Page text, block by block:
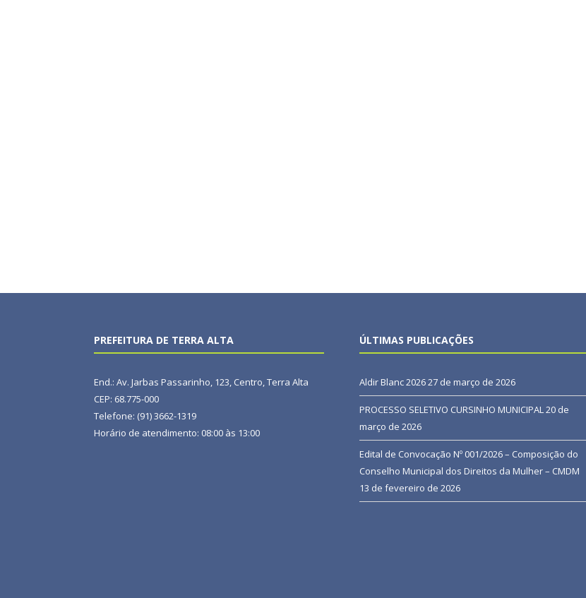
PREFEITURA DE TERRA ALTA
End.: Av. Jarbas Passarinho, 123, Centro, Terra Alta
CEP: 68.775-000
Telefone: (91) 3662-1319
Horário de atendimento: 08:00 às 13:00
ÚLTIMAS PUBLICAÇÕES
Aldir Blanc 202627 de março de 2026
PROCESSO SELETIVO CURSINHO MUNICIPAL20 de
março de 2026
Edital de Convocação Nº 001/2026 – Composição do
Conselho Municipal dos Direitos da Mulher – CMDM
13 de fevereiro de 2026